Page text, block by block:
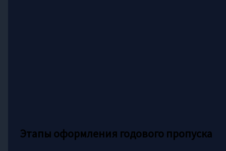
Этапы оформления годового пропуска